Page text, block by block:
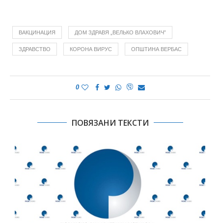
ВАКЦИНАЦИЯ ДОМ ЗДРАВЯ „ВЕЛЬКО ВЛАХОВИЧ”
ЗДРАВСТВО КОРОНА ВИРУС ОПШТИНА ВЕРБАС
0
ПОВЯЗАНИ ТЕКСТИ